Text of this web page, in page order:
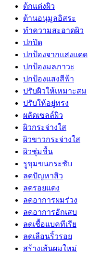
ต้กแต่งผิว
ต้านอนุมูลอิสระ
ทำความสะอาดผิว
ปกปิด
ปกป้องจากแสงแดด
ปกป้องมลภาวะ
ปกป้องแสงสีฟ้า
ปรับผิวให้เหมาะสม
ปรับให้อยู่ทรง
ผลัดเซลล์ผิว
ผิวกระจ่างใส
ผิวขาวกระจ่างใส
ผิวชุ่มชื้น
รูขุมขนกระชับ
ลดปัญหาสิว
ลดรอยแดง
ลดอาการผมร่วง
ลดอาการอักเสบ
ลดเชื้อแบคทีเรีย
ลดเลือนริ้วรอย
สร้างเส้นผมใหม่